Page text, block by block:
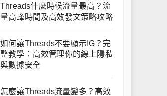
Threads什麼時候流量最高？流
量高峰時間及高效發文策略攻略
如何讓Threads不要顯示IG？完
整教學：高效管理你的線上隱私
與數據安全
怎麼讓Threads流量變多？高效